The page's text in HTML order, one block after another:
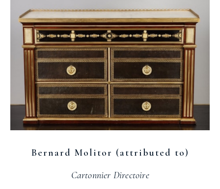
Bernard Molitor (attributed to)
Cartonnier Directoire